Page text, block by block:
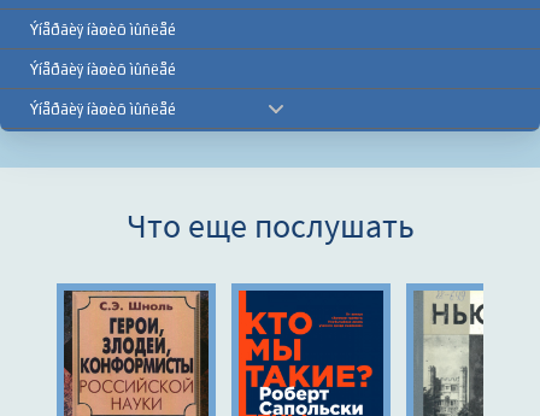
Ýíåðãèÿ íàøèõ ìûñëåé
Ýíåðãèÿ íàøèõ ìûñëåé
Ýíåðãèÿ íàøèõ ìûñëåé
Ýíåðãèÿ íàøèõ ìûñëåé
Ýíåðãèÿ íàøèõ ìûñëåé
Ýíåðãèÿ íàøèõ ìûñëåé
Ýíåðãèÿ íàøèõ ìûñëåé
Что еще послушать